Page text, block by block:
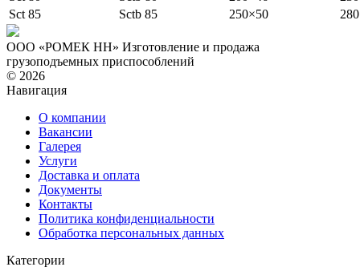
Sct 85
Sctb 85 250×50 280
ООО «РОМЕК НН» Изготовление и продажа
грузоподъемных приспособлений
© 2026
Навигация
О компании
Вакансии
Галерея
Услуги
Доставка и оплата
Документы
Контакты
Политика конфиденциальности
Обработка персональных данных
Категории